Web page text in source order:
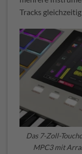
Tracks
Das 7-Zoll-
MPC3 mit